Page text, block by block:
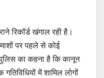
रिकॉर्ड खंगाल रही है।
पर पहले से कोई
का कहना है कि कानून
में शामिल लोगों